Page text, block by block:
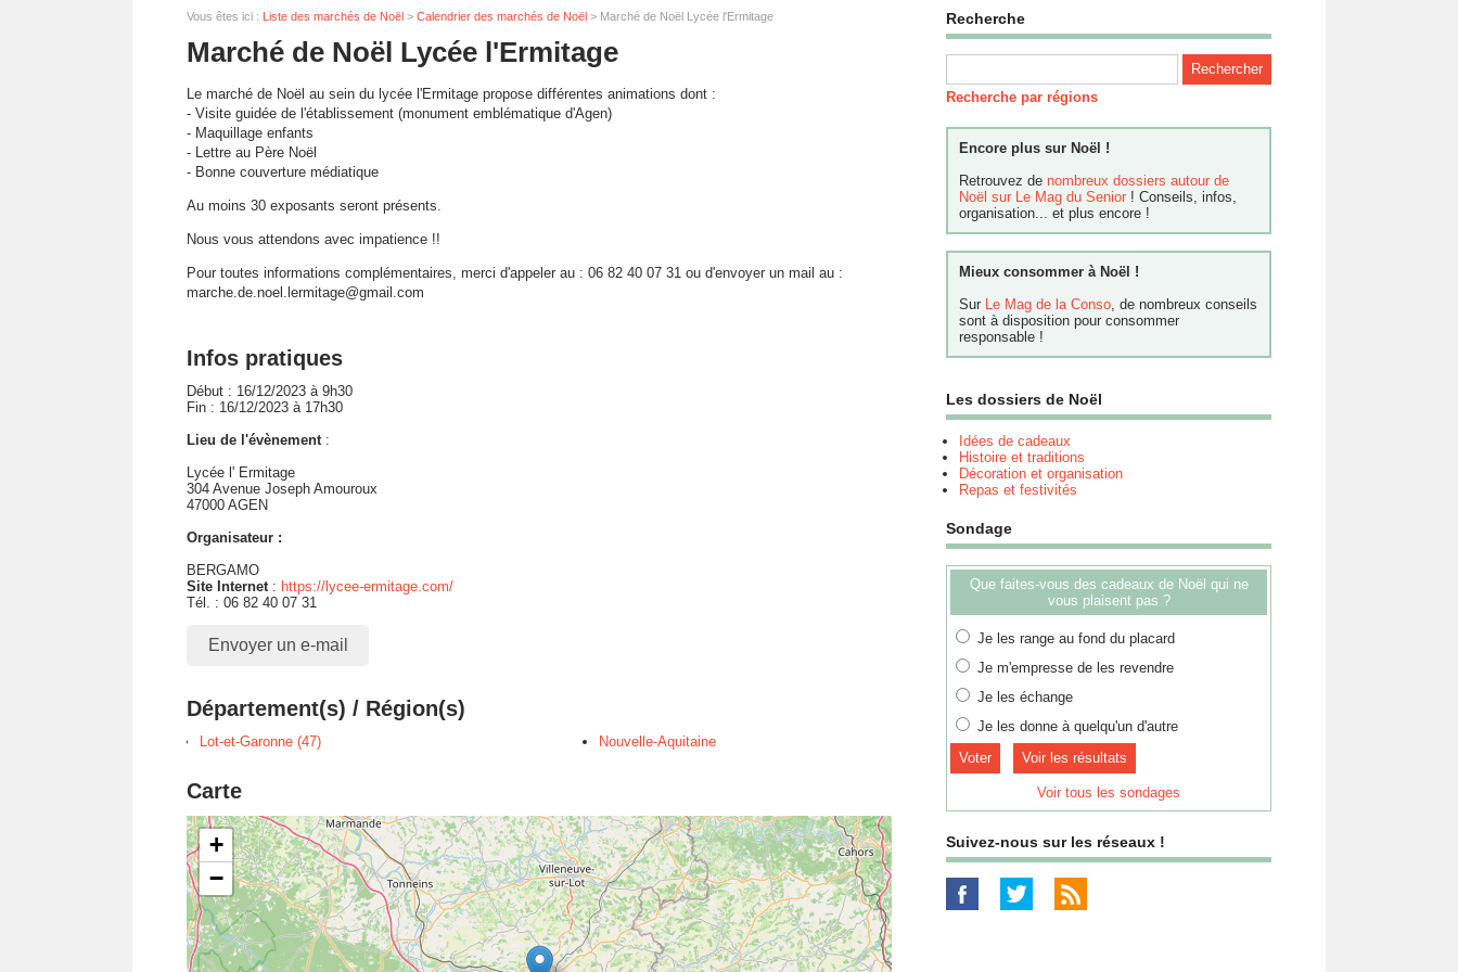
Vous êtes ici : Liste des marchés de Noël > Calendrier des marchés de Noël > Marché de Noël Lycée l'Ermitage
Marché de Noël Lycée l'Ermitage
Le marché de Noël au sein du lycée l'Ermitage propose différentes animations dont :
- Visite guidée de l'établissement (monument emblématique d'Agen)
- Maquillage enfants
- Lettre au Père Noël
- Bonne couverture médiatique
Au moins 30 exposants seront présents.
Nous vous attendons avec impatience !!
Pour toutes informations complémentaires, merci d'appeler au : 06 82 40 07 31 ou d'envoyer un mail au :
marche.de.noel.lermitage@gmail.com
Infos pratiques
Début : 16/12/2023 à 9h30
Fin : 16/12/2023 à 17h30
Lieu de l'évènement:
Lycée l' Ermitage
304 Avenue Joseph Amouroux
47000 AGEN
Organisateur :
BERGAMO
Site Internet: https://lycee-ermitage.com/
Tél. : 06 82 40 07 31
Envoyer un e-mail
Département(s) / Région(s)
Lot-et-Garonne (47) Nouvelle-Aquitaine
Carte
+
−
Recherche
Recherche par régions
Encore plus sur Noël !
Retrouvez de nombreux dossiers autour de
Noël sur Le Mag du Senior ! Conseils, infos,
organisation... et plus encore !
Mieux consommer à Noël !
Sur Le Mag de la Conso, de nombreux conseils
sont à disposition pour consommer
responsable !
Les dossiers de Noël
Idées de cadeaux
Histoire et traditions
Décoration et organisation
Repas et festivités
Sondage
Que faites-vous des cadeaux de Noël qui ne
vous plaisent pas ?
Je les range au fond du placard
Je m'empresse de les revendre
Je les échange
Je les donne à quelqu'un d'autre
Voir les résultats
Voir tous les sondages
Suivez-nous sur les réseaux !